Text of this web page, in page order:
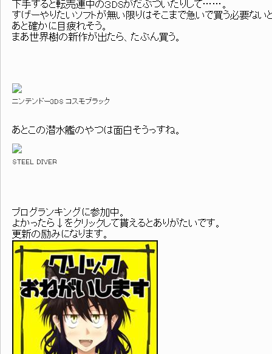
下手すると転売連中の３DSがだぶついたりして……。
すげーやりたいソフトが無い限りはそこまで急いで買う必要な
あと確かに目疲れそう。
まあ世界樹の新作が出たら、たぶん買う。
ニンテンドー3DS コスモブラック
あとこの潜水艦のやつは面白そうっすね。
STEEL DIVER
ブログランキングに参加中。
よかったら↓をクリックして貰えるとありがたいです。
更新の励みになります。